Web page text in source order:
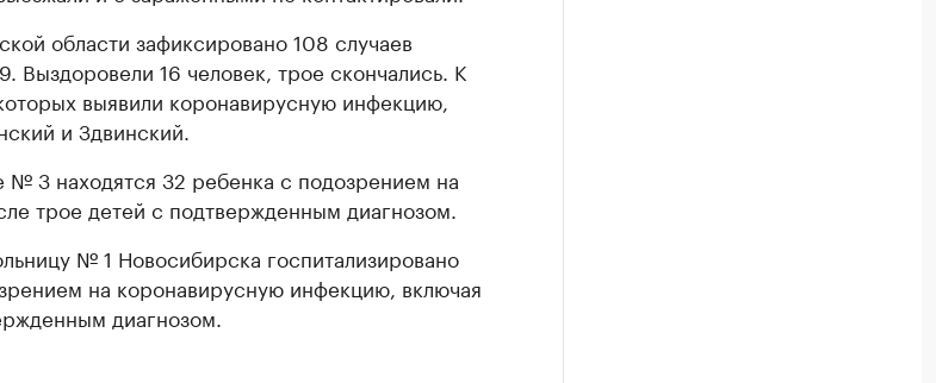
области зафиксировано 108 случаев
Выздоровели 16 человек, трое скончались. К
выявили коронавирусную инфекцию,
и Здвинский.
№ 3 находятся 32 ребенка с подозрением на
трое детей с подтвержденным диагнозом.
№ 1 Новосибирска госпитализировано
на коронавирусную инфекцию, включая
диагнозом.